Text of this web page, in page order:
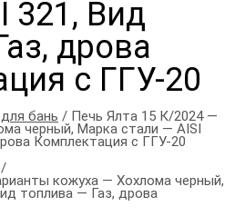
321, Вид
дрова
с ГГУ-20
бань / Печь Ялта 15 К/2024 —
черный, Марка стали — AISI
Комплектация с ГГУ-20
кожуха — Хохлома черный,
топлива — Газ, дрова